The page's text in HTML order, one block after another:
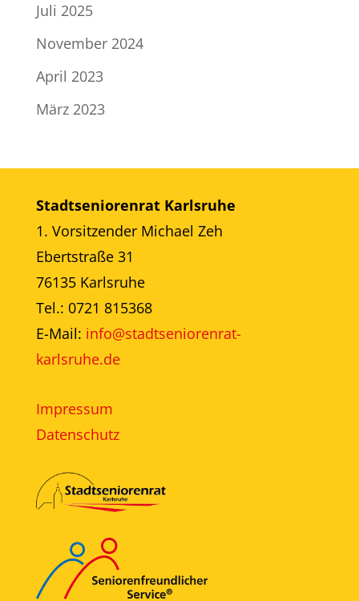
Juli 2025
November 2024
April 2023
März 2023
Stadtseniorenrat Karlsruhe
1. Vorsitzender Michael Zeh
Ebertstraße 31
76135 Karlsruhe
Tel.: 0721 815368
E-Mail: info@stadtseniorenrat-
karlsruhe.de
Impressum
Datenschutz